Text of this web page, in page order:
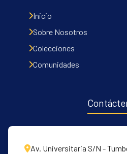
Inicio
Sobre Nosotros
Colecciones
Comunidades
Av. Universitaria S/N -